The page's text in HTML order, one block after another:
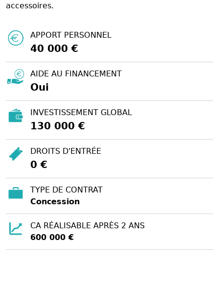
accessoires.
APPORT PERSONNEL
40 000 €
AIDE AU FINANCEMENT
Oui
INVESTISSEMENT GLOBAL
130 000 €
DROITS D'ENTRÉE
0 €
TYPE DE CONTRAT
Concession
CA RÉALISABLE APRÈS 2 ANS
600 000 €